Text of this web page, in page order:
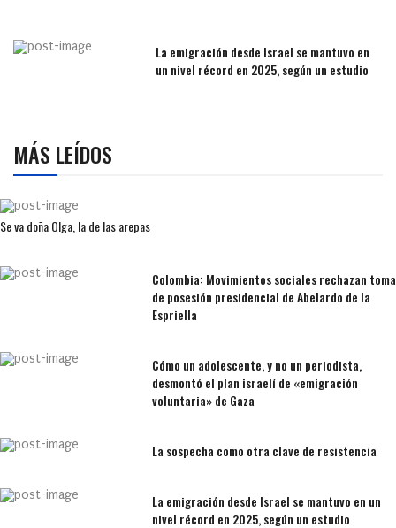
La emigración desde Israel se mantuvo en
un nivel récord en 2025, según un estudio
MÁS LEÍDOS
Se va doña Olga, la de las arepas
Colombia: Movimientos sociales rechazan toma
de posesión presidencial de Abelardo de la
Espriella
Cómo un adolescente, y no un periodista,
desmontó el plan israelí de «emigración
voluntaria» de Gaza
La sospecha como otra clave de resistencia
La emigración desde Israel se mantuvo en un
nivel récord en 2025, según un estudio